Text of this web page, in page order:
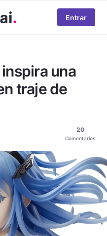
Entrar
una
traje de
20
Comentarios